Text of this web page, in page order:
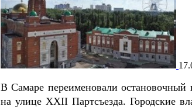
В Самаре переименовали остановочный
на улице XXII Партсъезда. Городские